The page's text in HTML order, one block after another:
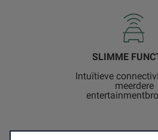
SLIMME
Intuïtieve
meerdere